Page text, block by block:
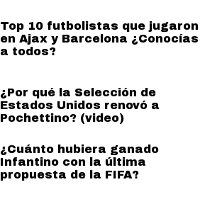
Top 10 futbolistas que jugaron
en Ajax y Barcelona ¿Conocías
a todos?
¿Por qué la Selección de
Estados Unidos renovó a
Pochettino? (video)
¿Cuánto hubiera ganado
Infantino con la última
propuesta de la FIFA?